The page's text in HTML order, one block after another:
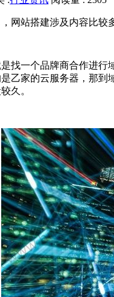
网站搭建涉及内容比较
找一个品牌商合作进行
乙家的云服务器，那
久。